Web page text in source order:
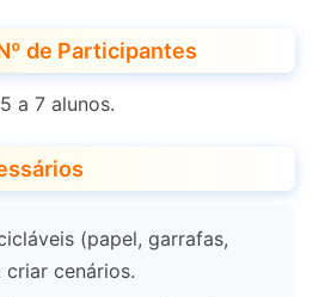
de Participantes
a 7 alunos.
(papel, garrafas,
cenários.